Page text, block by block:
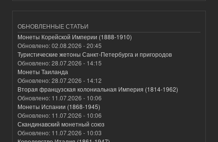
ОБНОВЛЕННЫЕ СТАТЬИ
Монеты Корейской Империи (1888-1910)
Обновлено:02.08.2026 - 20:45
Туристические жетоны Санкт-Петербурга и пригородов
Обновлено:28.07.2026 - 14:15
Монеты Таиланда
Обновлено:28.07.2026 - 14:12
Вторая французская колониальная Империя (1814-1962)
Обновлено: 11.07.2026 - 10:06
Монеты Испании (1868-1945)
Обновлено: 11.07.2026 - 10:06
Скандинавский монетный союз
Обновлено: 11.07.2026 - 10:03